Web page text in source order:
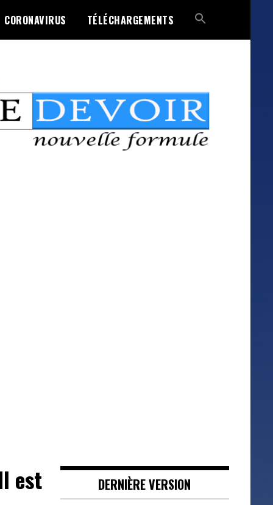
CORONAVIRUS TÉLÉCHARGEMENTS
est
DERNIÈRE VERSION